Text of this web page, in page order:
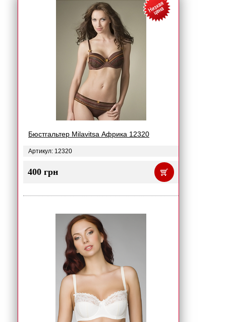
Бюстгальтер Milavitsa Африка 12320
Артикул: 12320
400 грн